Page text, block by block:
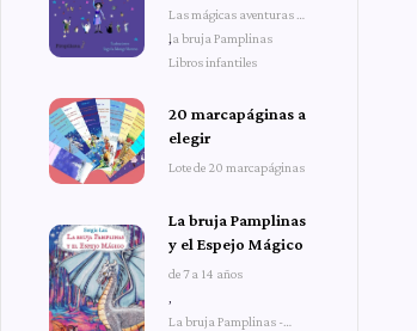
Pamplinas
Las mágicas aventuras de
la bruja Pamplinas
,
Libros infantiles
20 marcapáginas a
elegir
Lote de 20 marcapáginas
La bruja Pamplinas
y el Espejo Mágico
de 7 a 14 años
La bruja Pamplinas -